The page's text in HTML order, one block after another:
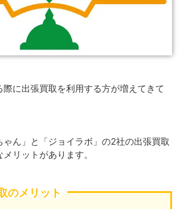
に出張買取を利用する方が増えてきて
ゃん」と「ジョイラボ」の2社の出張買取
リットがあります。
のメリット